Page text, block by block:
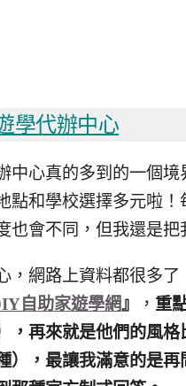
學代辦中心
中心真的多到的一個
點和學校選擇多元啦
也會不同，但我還是
，網路上資料都很多
自助家遊學網』 ， 重
，再來就是他們的風
），最讓我滿意的是